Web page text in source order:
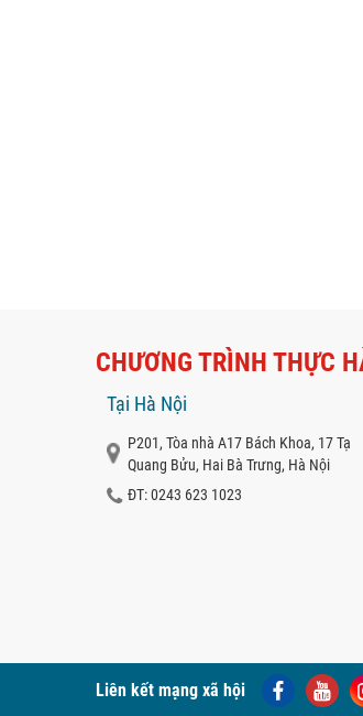
CHƯƠNG TRÌNH THỰC
Tại Hà Nội
P201, Tòa nhà A17 Bách Khoa, 17 Tạ
Quang Bửu, Hai Bà Trưng, Hà Nội
ĐT: 0243 623 1023
Liên kết mạng xã hội